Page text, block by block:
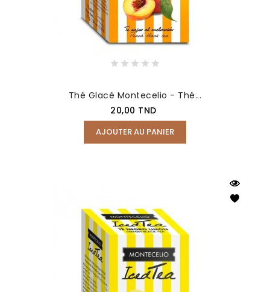
Thé Glacé Montecelio - Thé...
Prix
20,00 TND
AJOUTER AU PANIER